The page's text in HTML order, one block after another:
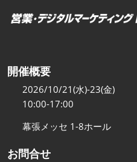
開催概要
2026/10/21(水)-23(金)
10:00-17:00
幕張メッセ 1-8ホール
お問合せ